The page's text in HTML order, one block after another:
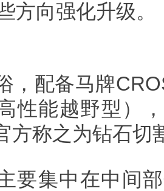
方向强化升级。
，配备马牌
性能越野型）
方称之为钻石切
要集中在中间